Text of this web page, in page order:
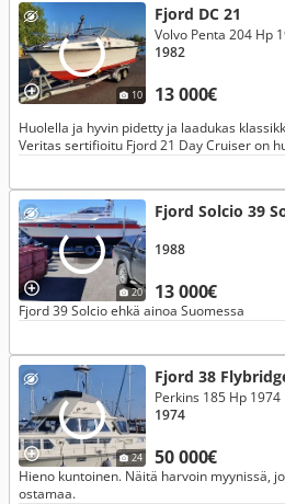
10
Fjord DC 21
13 000€
Volvo Penta 204 Hp
1982
Huolella ja hyvin pidetty ja laadukas
Veritas sertifioitu Fjord 21 Day Cruiser on
20
Fjord Solcio 39
13 000€
1988
Fjord 39 Solcio ehkä ainoa Suomessa
24
Fjord 38
50 000€
Perkins 185 Hp 1974
1974
Hieno kuntoinen. Näitä harvoin myynissä,
ostamaa.